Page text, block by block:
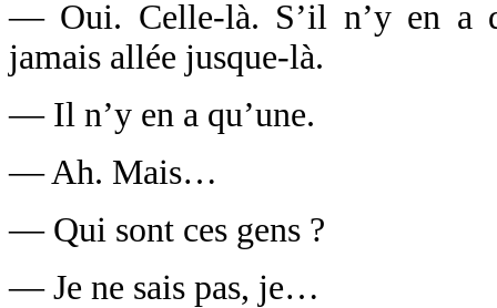
— Oui. Celle-là. S’il n’y en a
jamais allée jusque-là.
— Il n’y en a qu’une.
— Ah. Mais…
— Qui sont ces gens ?
— Je ne sais pas, je…